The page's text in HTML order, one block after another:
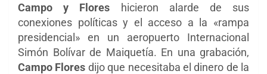
Campo y Flores hicieron alarde de sus
conexiones políticas y el acceso a la «rampa
presidencial» en un aeropuerto Internacional
Simón Bolívar de Maiquetía. En una grabación,
Campo Flores dijo que necesitaba el dinero de la